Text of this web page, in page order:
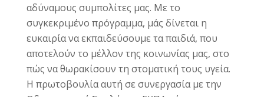
αδύναμους συμπολίτες μας. Με το
συγκεκριμένο πρόγραμμα, μάς δίνεται η
ευκαιρία να εκπαιδεύσουμε τα παιδιά, που
αποτελούν το μέλλον της κοινωνίας μας, στο
πώς να θωρακίσουν τη στοματική τους υγεία.
Η πρωτοβουλία αυτή σε συνεργασία με την